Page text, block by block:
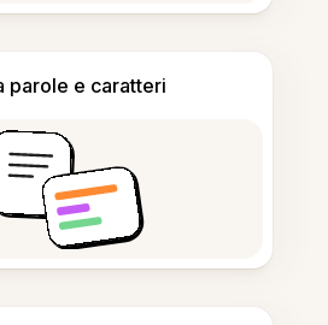
parole e caratteri